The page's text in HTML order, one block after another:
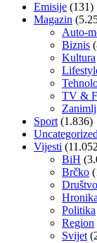
Emisije (131)
Magazin
Auto-
Biznis
Kultura
TV &
Sport (1.836)
Uncategorized
Vijesti
BiH
Brčko
Društvo
Hronika
Politika
Region
Svijet